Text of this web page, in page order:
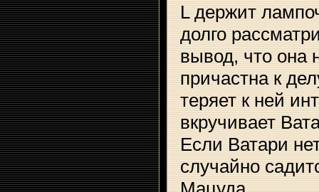
L держит
долго
вывод, что она
причастна к
теряет к ней
вкручивает
Если Ватари
случайно